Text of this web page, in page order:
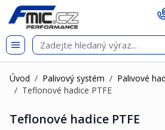
Přejít na obsah
git s
Úvod / Palivový systém / Palivové
/ Teflonové hadice PTFE
Teflonové hadice PTFE